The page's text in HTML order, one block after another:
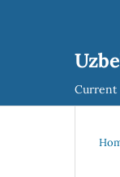
Current